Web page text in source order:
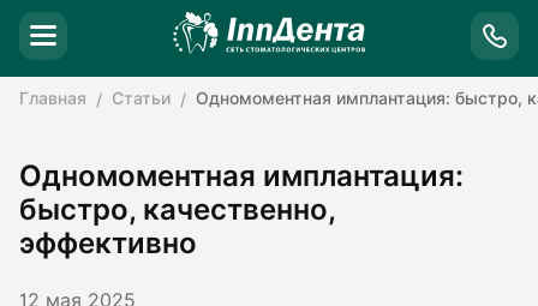
Главная Статьи Одномоментная имплантация: быстро,
Одномоментная имплантация:
быстро, качественно,
эффективно
12 мая 2025